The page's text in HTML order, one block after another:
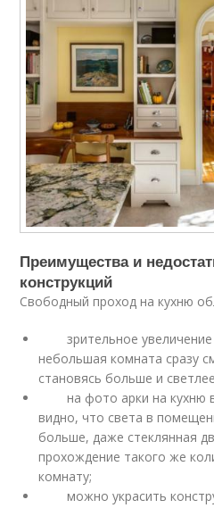
Преимущества и
конструкций
Свободный проход на кухню
зрительное
небольшая комната сразу
становясь больше и
на фото арки на кухню
видно, что света в
больше, даже стеклянная
прохождение такого же
комнату;
можно украсить